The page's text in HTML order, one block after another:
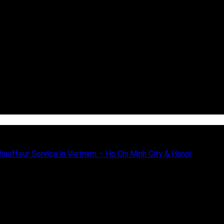
Service in Vietnam – Ho Chi Minh City & Hanoi